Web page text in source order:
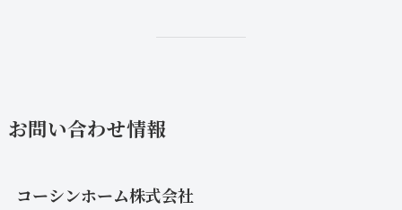
お問い合わせ情報
コーシンホーム株式会社